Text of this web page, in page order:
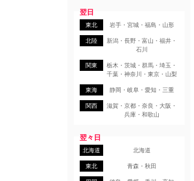
翌日
東北 岩手・宮城・福島・山形
北陸
新潟・長野・富山・福井・
石川
関東
栃木・茨城・群馬・埼玉・
千葉・神奈川・東京・山梨
東海 静岡・岐阜・愛知・三重
関西
滋賀・京都・奈良・大阪・
兵庫・和歌山
翌々日
北海道 北海道
東北 青森・秋田